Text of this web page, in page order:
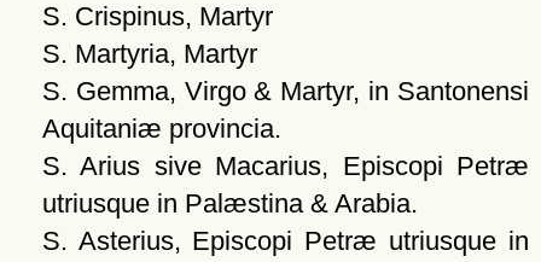
S. Crispinus, Martyr
S. Martyria, Martyr
S. Gemma, Virgo & Martyr, in Santonensi
Aquitaniæ provincia.
S. Arius sive Macarius, Episcopi Petræ
utriusque in Palæstina & Arabia.
S. Asterius, Episcopi Petræ utriusque in